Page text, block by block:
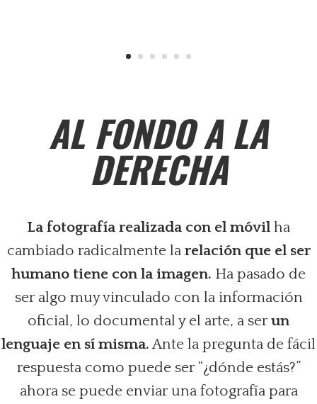
AL FONDO A LA
DERECHA
La fotografía realizada con el móvil ha
cambiado radicalmente la relación que el ser
humano tiene con la imagen. Ha pasado de
ser algo muy vinculado con la información
oficial, lo documental y el arte, a ser un
lenguaje en sí misma.Ante la pregunta de fácil
respuesta como puede ser “¿dónde estás?”
ahora se puede enviar una fotografía para